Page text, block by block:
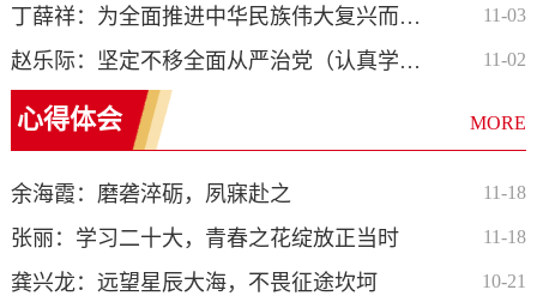
丁薛祥：为全面推进中华民族伟大复兴而团结奋斗... 11-03
赵乐际：坚定不移全面从严治党（认真学习宣传贯... 11-02
心得体会 MORE
余海霞：磨砻淬砺，夙寐赴之 11-18
张丽：学习二十大，青春之花绽放正当时 11-18
龚兴龙：远望星辰大海，不畏征途坎坷 10-21